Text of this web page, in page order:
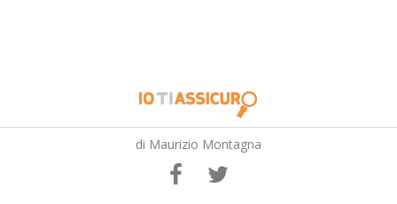
di Maurizio Montagna